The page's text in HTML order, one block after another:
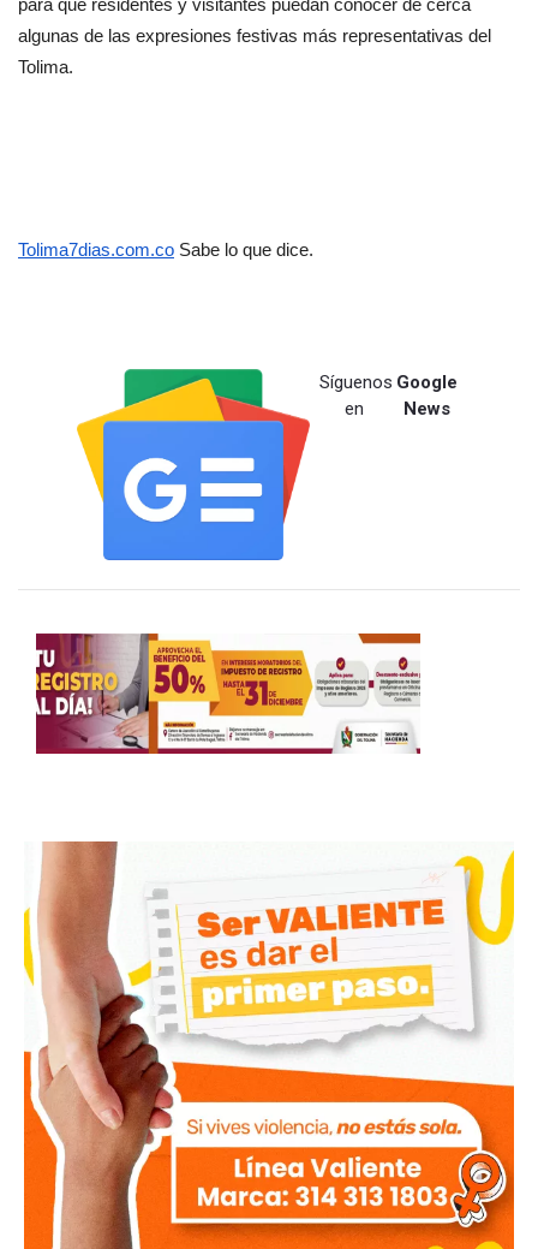
para que residentes y visitantes puedan conocer de cerca
algunas de las expresiones festivas más representativas del
Tolima.
Tolima7dias.com.co Sabe lo que dice.
Síguenos
en
Google
News